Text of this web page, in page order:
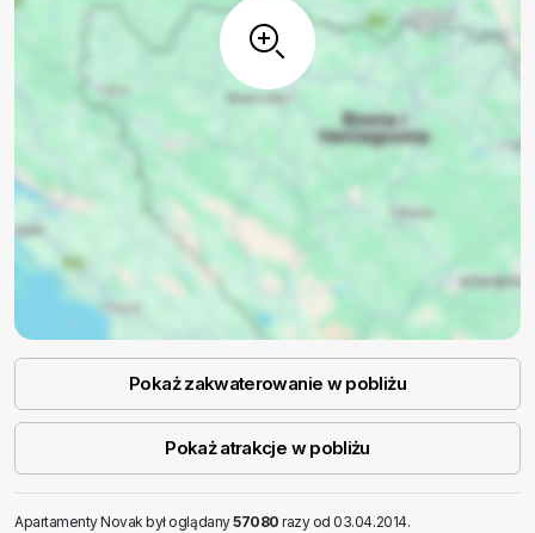
Pokaż zakwaterowanie w pobliżu
Pokaż atrakcje w pobliżu
Apartamenty Novak był oglądany57080 razy od 03.04.2014.